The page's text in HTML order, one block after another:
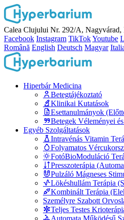
Calea Clujului Nr. 292/A, Nagyvárad,
Facebook Instagram TikTokYoutube
Română English Deutsch Magyar
Hiperbár Medicina
Betegtájékoztató
Klinikai Kutatások
Esettanulmányok
Betegek Véleményei
Egyéb Szolgáltatások
Intravénás Vitamin
Folyamatos
FotóBioModuláció
Presszoterápia
Pulzáló Mágneses
Lökéshullám Terápia
Kombinált Terápia
Személyre Szabott
Teljes Testes
Automata Működésű